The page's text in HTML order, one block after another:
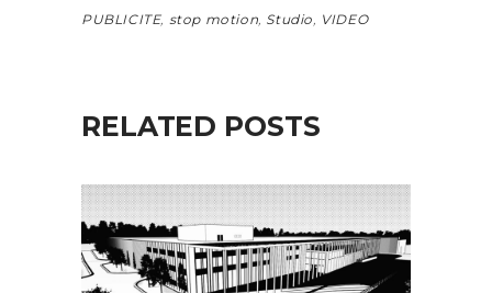
PUBLICITE, stop motion Studio VIDEO
RELATED POSTS